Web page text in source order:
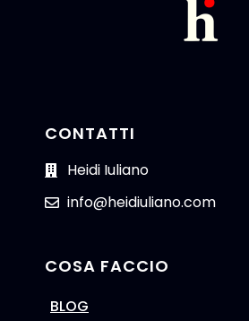
CONTATTI
Heidi Iuliano
info@heidiuliano.com
COSA FACCIO
BLOG